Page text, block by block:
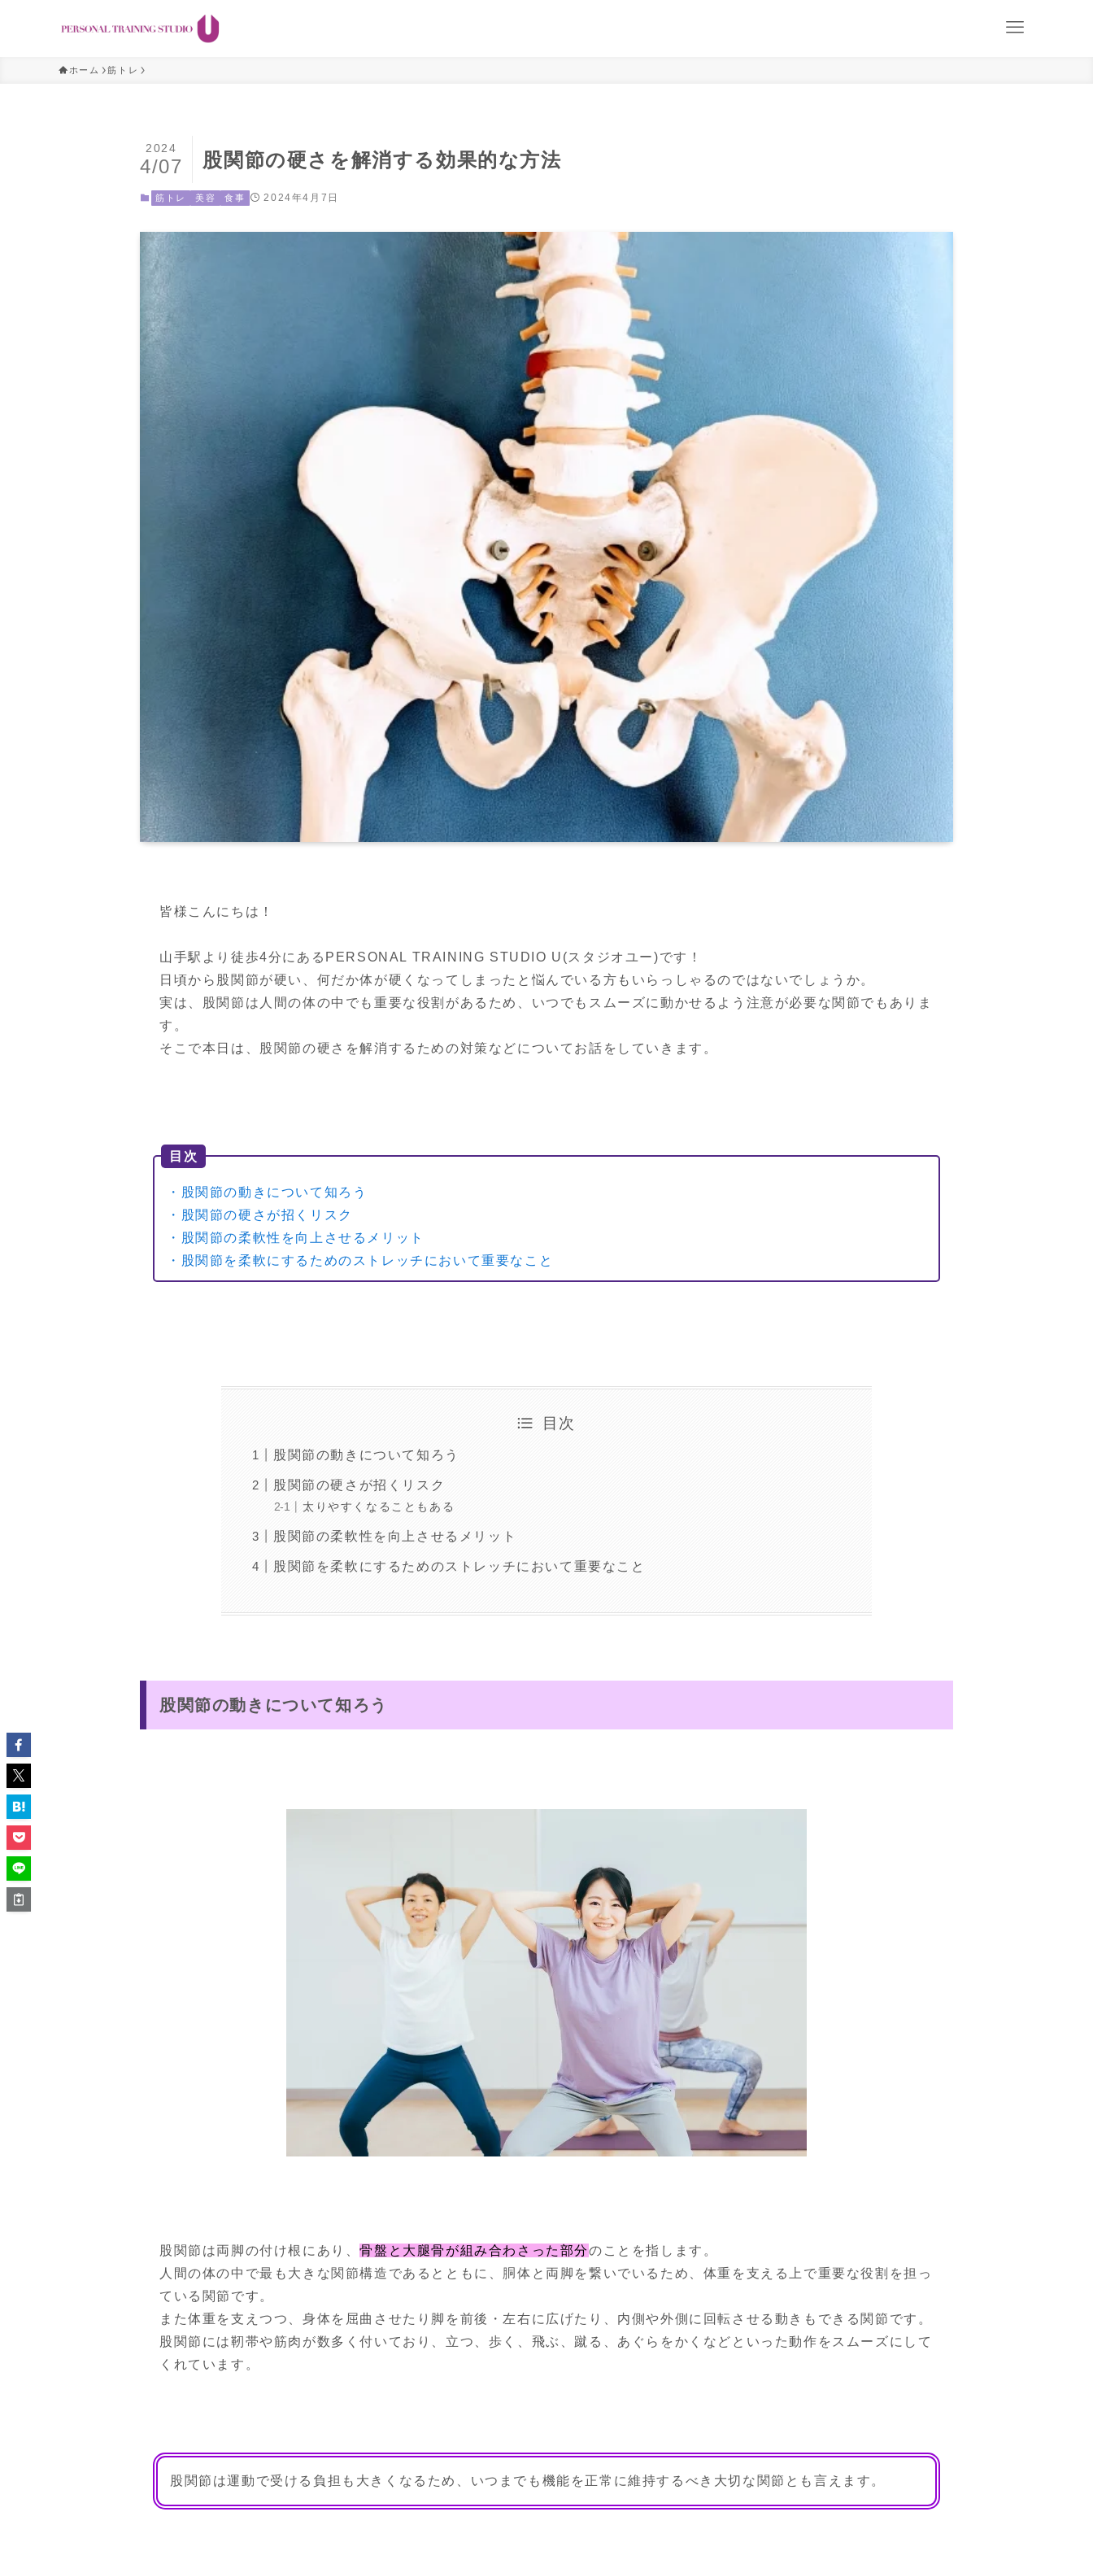
ホーム 筋トレ
股関節の硬さを解消する効果的な方法
2024
4/07
筋トレ 美容 食事 2024年4月7日
皆様こんにちは！
山手駅より徒歩4分にあるPERSONAL TRAINING STUDIO U(スタジオユー)です！
日頃から股関節が硬い、何だか体が硬くなってしまったと悩んでいる方もいらっしゃるのではないでしょうか。
実は、股関節は人間の体の中でも重要な役割があるため、いつでもスムーズに動かせるよう注意が必要な関節でもありま
す。
そこで本日は、股関節の硬さを解消するための対策などについてお話をしていきます。
目次
・股関節の動きについて知ろう
・股関節の硬さが招くリスク
・股関節の柔軟性を向上させるメリット
・股関節を柔軟にするためのストレッチにおいて重要なこと
目次
股関節の動きについて知ろう
股関節の硬さが招くリスク
太りやすくなることもある
股関節の柔軟性を向上させるメリット
股関節を柔軟にするためのストレッチにおいて重要なこと
股関節の動きについて知ろう
股関節は両脚の付け根にあり、骨盤と大腿骨が組み合わさった部分のことを指します。
人間の体の中で最も大きな関節構造であるとともに、胴体と両脚を繋いでいるため、体重を支える上で重要な役割を担っ
ている関節です。
また体重を支えつつ、身体を屈曲させたり脚を前後・左右に広げたり、内側や外側に回転させる動きもできる関節です。
股関節には靭帯や筋肉が数多く付いており、立つ、歩く、飛ぶ、蹴る、あぐらをかくなどといった動作をスムーズにして
くれています。
股関節は運動で受ける負担も大きくなるため、いつまでも機能を正常に維持するべき大切な関節とも言えます。